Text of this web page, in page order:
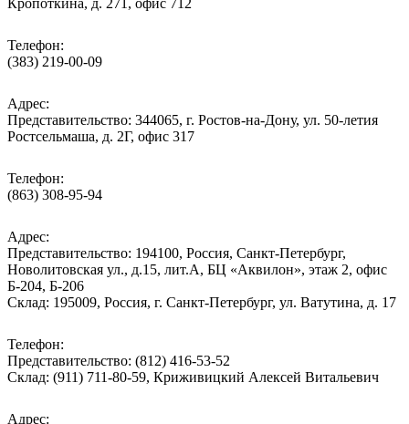
Телефон:
(383) 219-00-09
Адрес:
Представительство: 344065, г. Ростов-на-Дону, ул. 50-летия
Ростсельмаша, д. 2Г, офис 317
Телефон:
(863) 308-95-94
Адрес:
Представительство: 194100, Россия, Санкт-Петербург,
Новолитовская ул., д.15, лит.А, БЦ «Аквилон», этаж 2, офис
Б-204, Б-206
Склад: 195009, Россия, г. Санкт-Петербург, ул. Ватутина, д. 17
Телефон:
Представительство: (812) 416-53-52
Склад: (911) 711-80-59, Криживицкий Алексей Витальевич
Адрес: